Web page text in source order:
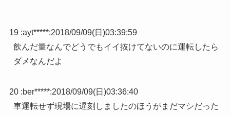
19 :ayt*****:2018/09/09(日)03:39:59
飲んだ量なんでどうでもイイ抜けてないのに運転したら
ダメなんだよ
20 :ber*****:2018/09/09(日)03:36:40
車運転せず現場に遅刻しましたのほうがまだマシだった